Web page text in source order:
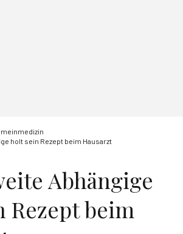
holt sein Rezept beim Hausarzt
Abhängige
Rezept beim